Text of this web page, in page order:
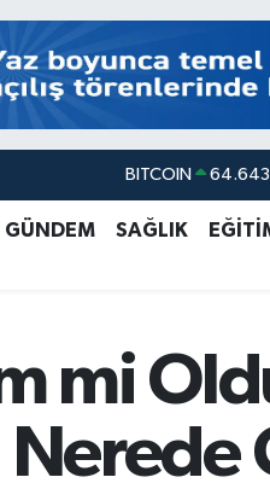
DOLAR
EURO
BİST100
BITCOIN
GÜNDEM SAĞLIK
mi